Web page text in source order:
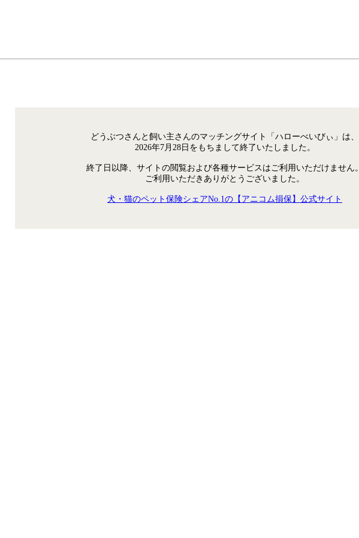
どうぶつさんと飼い主さんのマッチングサイト「ハローべいびぃ」は、
2026年7月28日をもちまして終了いたしました。
終了日以降、サイトの閲覧および各種サービスはご利用いただけません
ご利用いただきありがとうございました。
犬・猫のペット保険シェアNo.1の【アニコム損保】公式サイト